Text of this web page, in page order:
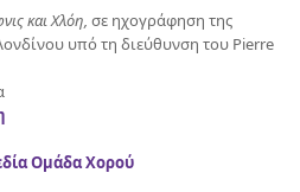
και Χλόη, σε ηχογράφηση της
υπό τη διεύθυνση του Pierre
Ομάδα Χορού